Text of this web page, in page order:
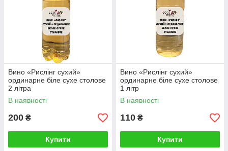
Вино «Рислінг сухий»
ординарне біле сухе столове
2 літра
В наявності
200 ₴
Купити
Вино «Рислінг сухий»
ординарне біле сухе столове
1 літр
В наявності
110 ₴
Купити